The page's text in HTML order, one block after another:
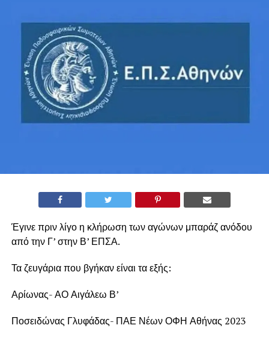
Έγινε πριν λίγο η κλήρωση των αγώνων μπαράζ ανόδου
από την Γ’ στην Β’ ΕΠΣΑ.
Τα ζευγάρια που βγήκαν είναι τα εξής:
Αρίωνας- ΑΟ Αιγάλεω Β’
Ποσειδώνας Γλυφάδας- ΠΑΕ Νέων ΟΦΗ Αθήνας 2023